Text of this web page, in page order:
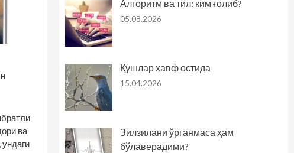
ва
Алгоритм ва тил: ким ғолиб?
05.08.2026
Қушлар хавф остида
15.04.2026
Зилзилани ўрганмаса ҳам
бўлаверадими?